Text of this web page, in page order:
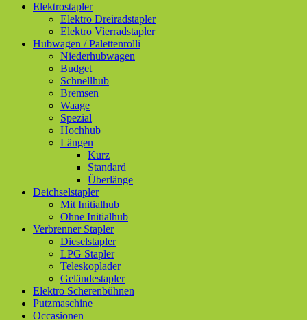
Elektrostapler
Elektro Dreiradstapler
Elektro Vierradstapler
Hubwagen / Palettenrolli
Niederhubwagen
Budget
Schnellhub
Bremsen
Waage
Spezial
Hochhub
Längen
Kurz
Standard
Überlänge
Deichselstapler
Mit Initialhub
Ohne Initialhub
Verbrenner Stapler
Dieselstapler
LPG Stapler
Teleskoplader
Geländestapler
Elektro Scherenbühnen
Putzmaschine
Occasionen